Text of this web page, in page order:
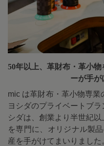
50年以上、革財布・革小物
ーが手が
mic は革財布・革小物専
ヨシダのプライベートブ
シダは、創業より半世紀
を専門に、オリジナル製
産を手がけてまいりました